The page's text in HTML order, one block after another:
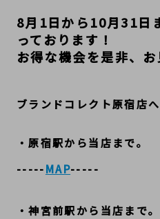
8月1日から10月31日
っております！
お得な機会を是非、お
ブランドコレクト原宿店
・原宿駅から当店まで。
-----MAP-----
・神宮前駅から当店まで。